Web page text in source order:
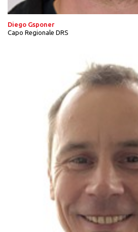
Diego Gsponer
Capo Regionale DRS